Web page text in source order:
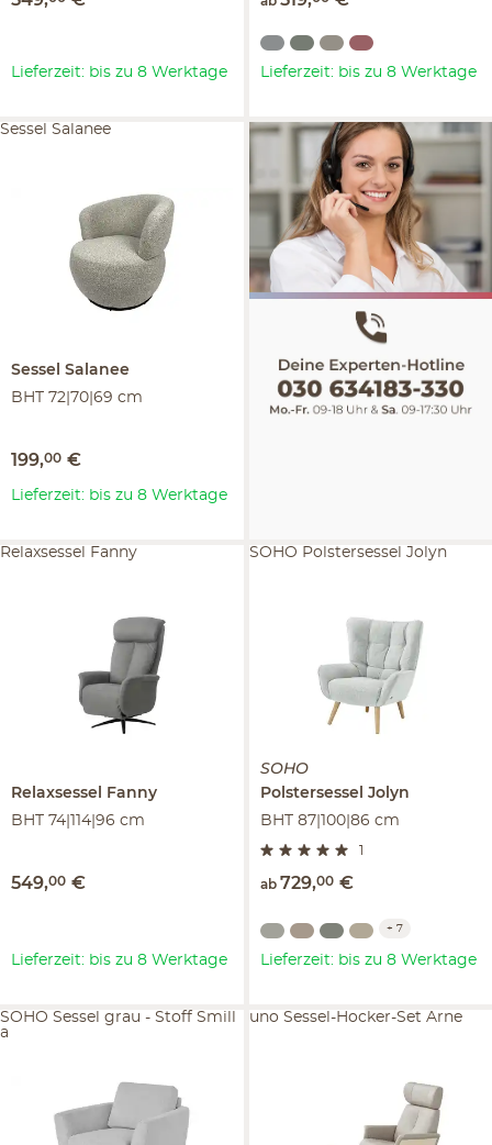
Lieferzeit: bis zu 8 Werktage Lieferzeit: bis zu 8 Werktage
Sessel Salanee
BHT 72|70|69 cm
199,00 €
Sessel Salanee
Lieferzeit: bis zu 8 Werktage
Relaxsessel
Fanny
BHT 74|114|96 cm
549,00 €
Relaxsessel Fanny
Lieferzeit: bis zu 8 Werktage
SOHO
Polstersessel Jolyn
BHT 87|100|86 cm
ab 729,00 €
SOHO Polstersessel Jolyn
+ 7
Lieferzeit: bis zu 8 Werktage
SOHO Sessel grau - Stoff Smill
a
uno Sessel-Hocker-Set Arne